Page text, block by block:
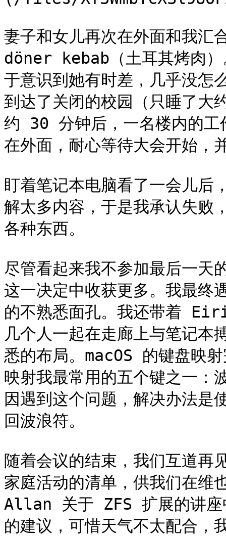
妻子和女儿再次在外面和我汇
döner kebab（土耳其烤肉）
于意识到她有时差，几乎没
到达了关闭的校园（只睡了大
约 30 分钟后，一名楼内的工
在外面，耐心等待大会开始，
盯着笔记本电脑看了一会儿后
解太多内容，于是我承认失败
各种东西。
尽管看起来我不参加最后一天
这一决定中收获更多。我最终
的不熟悉面孔。我还带着
几个人一起在走廊上与笔记本
悉的布局。macOS 的键盘映
映射我最常用的五个键之一：
因遇到这个问题，解决办
回波浪符。
随着会议的结束，我们互道
家庭活动的清单，供我们在维
Allan 关于 ZFS 扩展的讲座
的建议，可惜天气不太配合，